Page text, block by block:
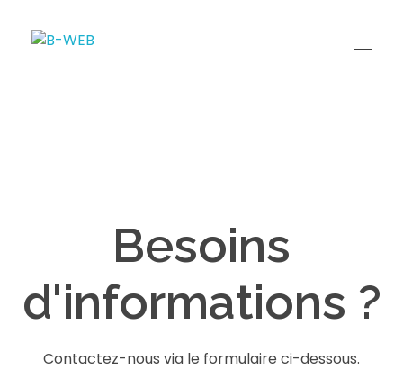
Besoins
d'informations ?
Contactez-nous via le formulaire ci-dessous.